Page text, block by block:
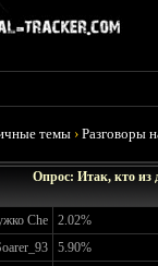
темы ›Разговоры
Опрос: Итак, кто из
Che
2.02%
5.90%